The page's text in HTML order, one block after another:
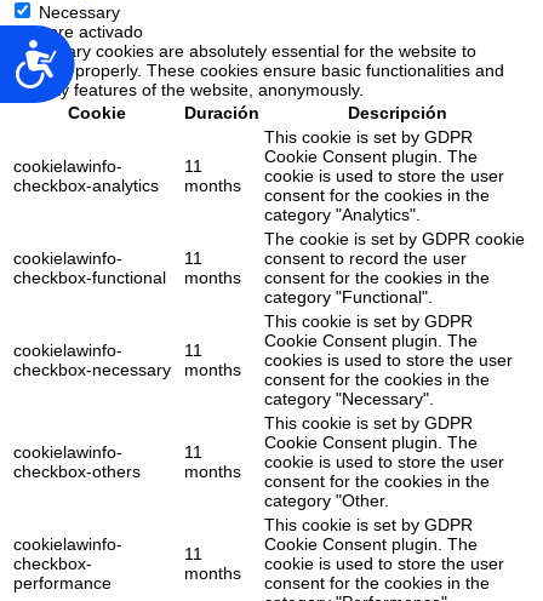
Accesibilidad
Necessary
Siempre activado
Necessary cookies are absolutely essential for the website to
function properly. These cookies ensure basic functionalities and
security features of the website, anonymously.
Cookie
Duración Descripción
cookielawinfo-
checkbox-analytics
11
months
This cookie is set by GDPR
Cookie Consent plugin. The
cookie is used to store the user
consent for the cookies in the
category "Analytics".
cookielawinfo-
checkbox-functional
11
months
The cookie is set by GDPR cookie
consent to record the user
consent for the cookies in the
category "Functional".
cookielawinfo-
checkbox-necessary
11
months
This cookie is set by GDPR
Cookie Consent plugin. The
cookies is used to store the user
consent for the cookies in the
category "Necessary".
cookielawinfo-
checkbox-others
11
months
This cookie is set by GDPR
Cookie Consent plugin. The
cookie is used to store the user
consent for the cookies in the
category "Other.
cookielawinfo-
checkbox-
performance
11
months
This cookie is set by GDPR
Cookie Consent plugin. The
cookie is used to store the user
consent for the cookies in the